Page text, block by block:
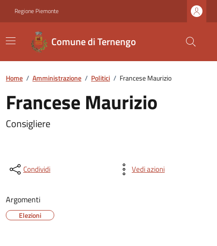
Regione Piemonte
Comune di Ternengo
Home / Amministrazione / Politici / Francese Maurizio
Francese Maurizio
Consigliere
Condividi Vedi azioni
Argomenti
Elezioni